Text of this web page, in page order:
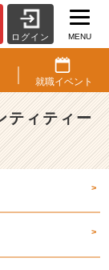
ログイン MENU
就職イベント
ティティー
>
>